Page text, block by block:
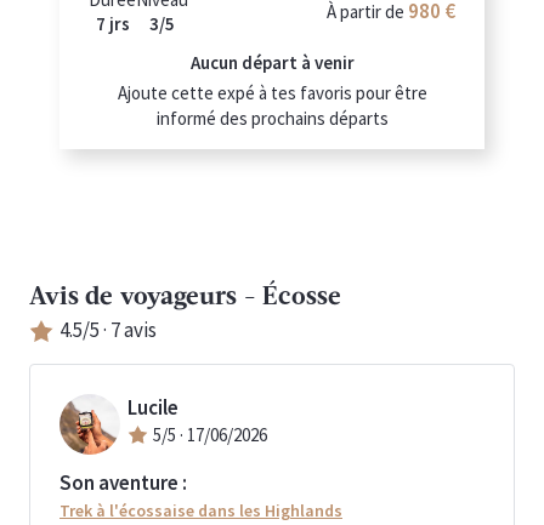
7 jrs
3/5
À partir de 980 €
Aucun départ à venir
Ajoute cette expé à tes favoris pour être
informé des prochains départs
Avis de voyageurs -Écosse
4.5/5 · 7avis
Lucile
5/5 · 17/06/2026
Son aventure :
Trek à l'écossaise dans les Highlands